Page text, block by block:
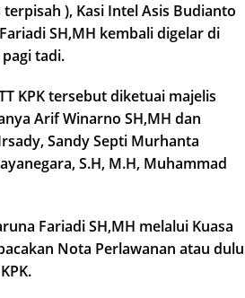
), Kasi Intel Asis Budianto
SH,MH kembali digelar di
tadi.
KPK tersebut diketuai majelis
Arif Winarno SH,MH dan
Sandy Septi Murhanta
S.H, M.H, Muhammad
Fariadi SH,MH melalui Kuasa
Nota Perlawanan atau dulu